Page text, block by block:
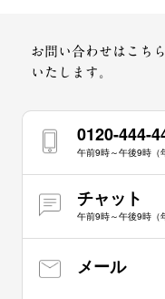
お問い合わせはこちら
いたします。
0120-444-
午前9時～午後9時（
チャット
午前9時～午後9時（
メール